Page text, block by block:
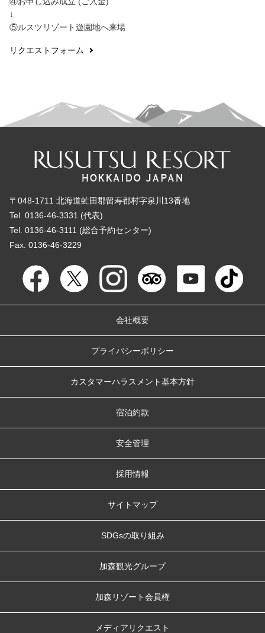
↓
⑤ルスツリゾート遊園地へ来場
リクエストフォーム
〒048-1711 北海道虻田郡留寿都村字泉川13番地
Tel. 0136-46-3331 (代表)
Tel. 0136-46-3111 (総合予約センター)
Fax. 0136-46-3229
会社概要
プライバシーポリシー
カスタマーハラスメント基本方針
宿泊約款
安全管理
採用情報
サイトマップ
SDGsの取り組み
加森観光グループ
加森リゾート会員権
メディアリクエスト